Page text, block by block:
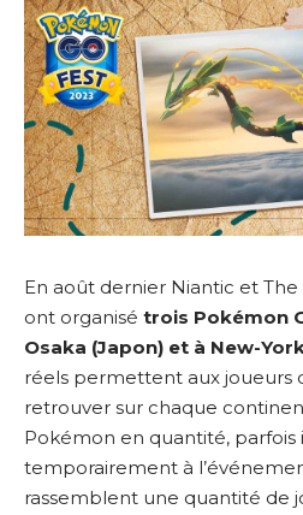
En août dernier Niantic et
ont organisé trois Pokémon
Osaka (Japon) et à New-
réels permettent aux joueurs
retrouver sur chaque
Pokémon en quantité, parfois
temporairement à
rassemblent une quantité de